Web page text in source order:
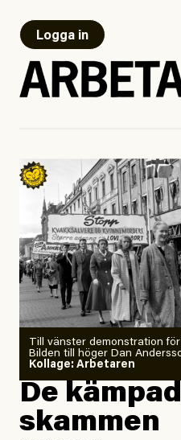
Logga in
Till vänster demonstration
Bilden till höger Dan
Kollage: Arbetaren
De
skammen